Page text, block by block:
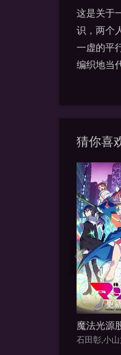
这是关于
识，两个
一虚的平
编织地当
猜你喜
更